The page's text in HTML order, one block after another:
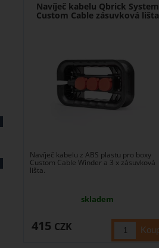
Navíječ kabelu Qbrick System
Custom Cable zásuvková lišta
Navíječ kabelu z ABS plastu pro boxy
Custom Cable Winder a 3 x zásuvková
lišta.
skladem
415 CZK